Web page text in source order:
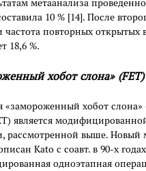
метаанализа
10 % [14]. После
частота повторных открытых
18,6 %.
хобот слона» (FET)
«замороженный хобот слона»
является
рассмотренной выше. Новый
Kato с соавт. в 90-х
одноэтапная